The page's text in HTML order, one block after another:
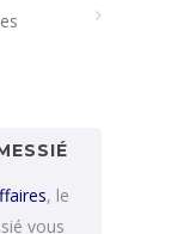
, le
vous